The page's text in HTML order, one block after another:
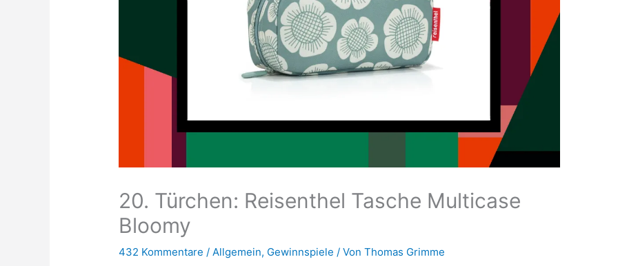
20. Türchen: Reisenthel Tasche Multicase
Bloomy
432 Kommentare / Allgemein, Gewinnspiele / VonThomas Grimme